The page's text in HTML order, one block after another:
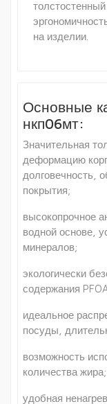
на изделии.
Основные
нкп06мт:
Значительная
деформацию
долговечность,
покрытия;
высокопрочное
водной основе,
минералов;
экологически
содержания
идеальное
посуды,
возможность
количества жира;
удобная